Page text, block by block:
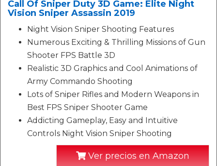
Call Of Sniper Duty 3D Game: Elite Night
Vision Sniper Assassin 2019
Night Vision Sniper Shooting Features
Numerous Exciting & Thrilling Missions of Gun
Shooter FPS Battle 3D
Realistic 3D Graphics and Cool Animations of
Army Commando Shooting
Lots of Sniper Rifles and Modern Weapons in
Best FPS Sniper Shooter Game
Addicting Gameplay, Easy and Intuitive
Controls Night Vision Sniper Shooting
Ver precios en Amazon